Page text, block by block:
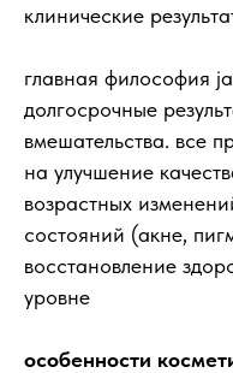
клинические
главная философия
долгосрочные
вмешательства. все
на улучшение
возрастных
состояний (акне,
восстановление
уровне
особенности